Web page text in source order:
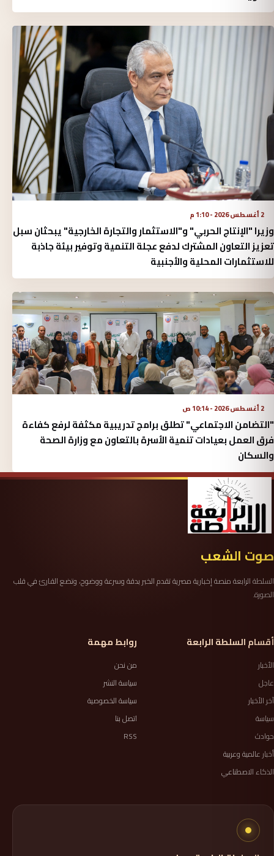
2 أغسطس 2026 - 1:10 م
وزيرا "الإنتاج الحربي" و"الاستثمار والتجارة الخارجية" يبحثان سبل
تعزيز التعاون المشترك لدفع عجلة التنمية وتوفير بيئة جاذبة
للاستثمارات المحلية والأجنبية
2 أغسطس 2026 - 10:14 ص
"التضامن الاجتماعي" تطلق برامج تدريبية مكثفة لرفع كفاءة
فرق العمل بعيادات تنمية الأسرة بالتعاون مع وزارة الصحة
والسكان
صوت الشعب
السلطة الرابعة منصة إخبارية مصرية تقدم الخبر بدقة وسرعة ووضوح، وتضع القارئ في قلب
الصورة.
أقسام السلطة الرابعة
الأخبار
عاجل
آخر الأخبار
سياسة
حوادث
أخبار عالمية وعربية
الذكاء الاصطناعي
روابط مهمة
من نحن
سياسة النشر
سياسة الخصوصية
اتصل بنا
RSS